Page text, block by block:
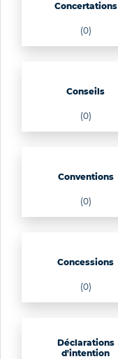
Concertations
(0)
Conseils
(0)
Conventions
(0)
Concessions
(0)
Déclarations
d'intention